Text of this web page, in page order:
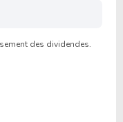
des dividendes.